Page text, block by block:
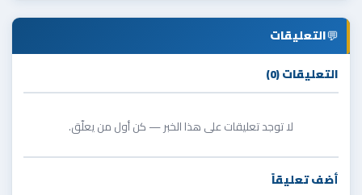
💬التعليقات
التعليقات (0)
لا توجد تعليقات على هذا الخبر — كن أول من يعلّق.
أضف تعليقاً